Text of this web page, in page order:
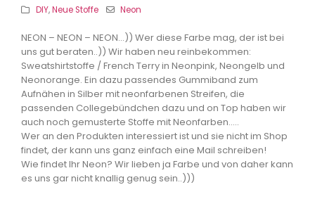
DIY,Neue Stoffe Neon
NEON – NEON – NEON…)) Wer diese Farbe mag, der ist bei
uns gut beraten..)) Wir haben neu reinbekommen:
Sweatshirtstoffe / French Terry in Neonpink, Neongelb und
Neonorange. Ein dazu passendes Gummiband zum
Aufnähen in Silber mit neonfarbenen Streifen, die
passenden Collegebündchen dazu und on Top haben wir
auch noch gemusterte Stoffe mit Neonfarben…..
Wer an den Produkten interessiert ist und sie nicht im Shop
findet, der kann uns ganz einfach eine Mail schreiben!
Wie findet Ihr Neon? Wir lieben ja Farbe und von daher kann
es uns gar nicht knallig genug sein..)))